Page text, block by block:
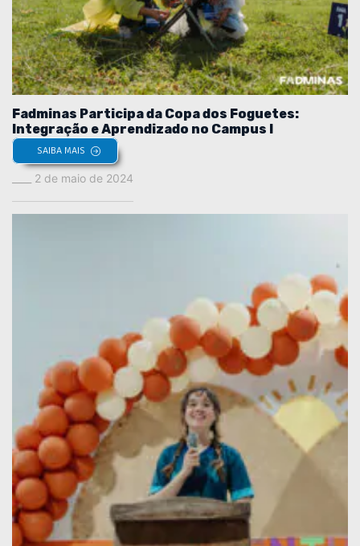
Fadminas Participa da Copa dos Foguetes:
Integração e Aprendizado no Campus I
SAIBA MAIS
2 de maio de 2024